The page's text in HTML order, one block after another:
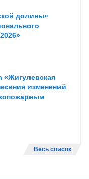
долины»
«Жигулевская
изменений
Весь список